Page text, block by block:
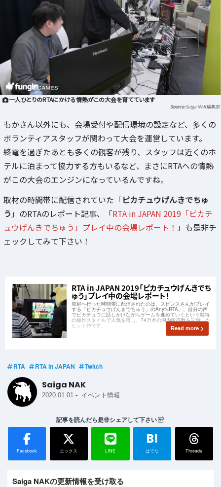
一人ひとりのRTAにかける情熱がこの大会を育てています
Saiga NAK編集部
もかさん以外にも、会場受付や配信環境の設定など、多くの
ボランティアスタッフが関わって大会を運営しています。
終電を過ぎたあとも多くの観客が残り、スタッフは近くのホ
テルに泊まって協力する方もいるなど、まさにRTAへの情熱
がこの大会のエンジンになっているんですね。
取材の時間帯に配信されていた「ピカチュウげんきでちゅ
う 」のRTAのレポート記事、「RTA in JAPAN 2019「ピカチ
ュウげんきでちゅう」プレイ中の会場レポート！ 」も是非チ
ェックしてみて下さい！
RTA in JAPAN 2019「ピカチュウげんきでち
ゅう」プレイ中の会場レポート！
取材へ行った時間帯に配信されたのは、スピンスさんがプレイ
する「ピカチュウげんきでちゅう」のAny%RTA。。自分の声
でピカチュウに話しかけながらゲームを進めていくという独特
の操作スタイルで人気を博し、74万本の国内販売数を記録した
ヒット作です。 Read more
RTA RTA in JAPAN Twitch
Saiga NAK
2020.01.01 - イベント情報
記事を読んだら是非シェアして下さい
Facebook エックス LINE
B!
はてな Threads
Saiga NAKの更新情報を受け取る